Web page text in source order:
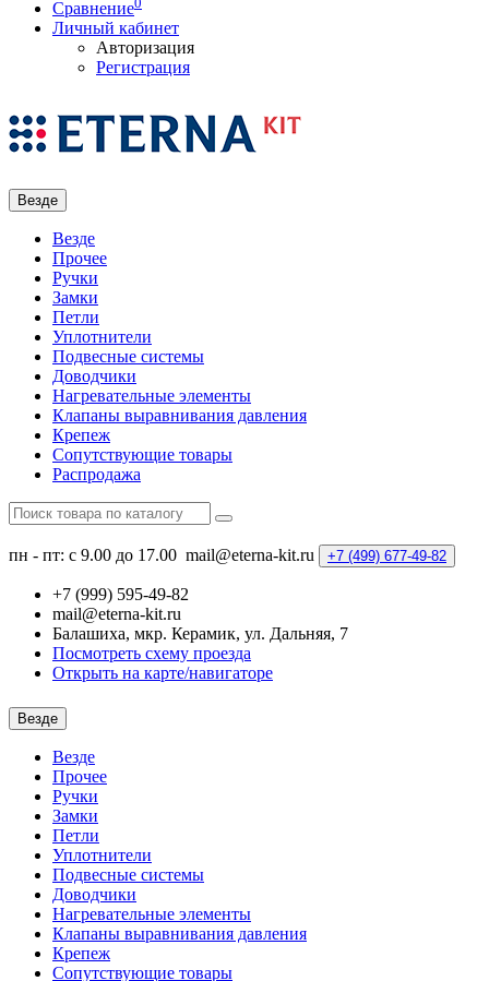
Сравнение
Личный кабинет
Авторизация
Регистрация
Везде
Везде
Прочее
Ручки
Замки
Петли
Уплотнители
Подвесные системы
Доводчики
Нагревательные элементы
Клапаны выравнивания давления
Крепеж
Сопутствующие товары
Распродажа
пн - пт: с 9.00 до 17.00 mail@eterna-kit.ru +7 (499) 677-49-82
+7 (999) 595-49-82
mail@eterna-kit.ru
Балашиха, мкр. Керамик, ул. Дальняя, 7
Посмотреть схему проезда
Открыть на карте/навигаторе
Везде
Везде
Прочее
Ручки
Замки
Петли
Уплотнители
Подвесные системы
Доводчики
Нагревательные элементы
Клапаны выравнивания давления
Крепеж
Сопутствующие товары